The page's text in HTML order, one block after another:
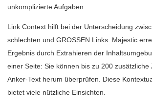
unkomplizierte Aufgaben.
Link Context hilft bei der Unterscheidung
schlechten und GROSSEN Links. Majestic
Ergebnis durch Extrahieren der
einer Seite: Sie können bis zu 200 zusätzliche
Anker-Text herum überprüfen. Diese
bietet viele nützliche Einsichten.